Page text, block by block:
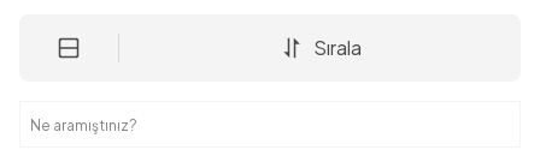
Sırala